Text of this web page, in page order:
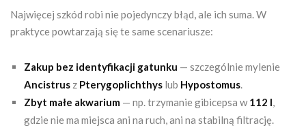
Najwięcej szkód robi nie pojedynczy błąd, ale ich suma. W
praktyce powtarzają się te same scenariusze:
Zakup bez identyfikacji gatunku — szczególnie mylenie
Ancistrus z Pterygoplichthys lub Hypostomus.
Zbyt małe akwarium — np. trzymanie gibicepsa w112 l,
gdzie nie ma miejsca ani na ruch, ani na stabilną filtrację.